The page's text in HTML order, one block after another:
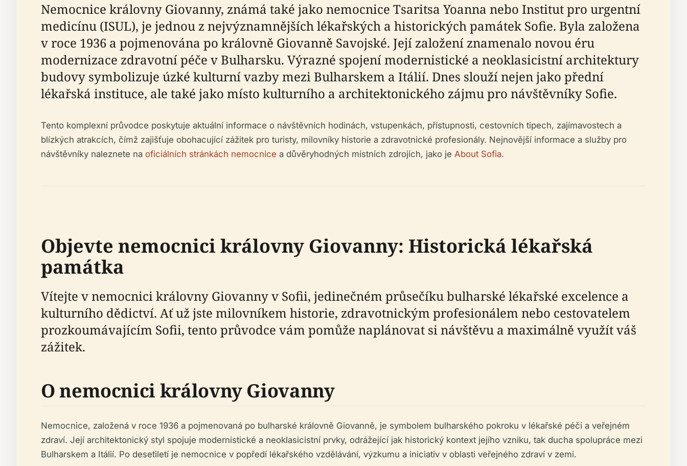
Nemocnice královny Giovanny, známá také jako nemocnice Tsaritsa Yoanna nebo Institut pro urgentní
medicínu (ISUL), je jednou z nejvýznamnějších lékařských a historických památek Sofie. Byla založena
v roce 1936 a pojmenována po královně Giovanně Savojské. Její založení znamenalo novou éru
modernizace zdravotní péče v Bulharsku. Výrazné spojení modernistické a neoklasicistní architektury
budovy symbolizuje úzké kulturní vazby mezi Bulharskem a Itálií. Dnes slouží nejen jako přední
lékařská instituce, ale také jako místo kulturního a architektonického zájmu pro návštěvníky Sofie.
Tento komplexní průvodce poskytuje aktuální informace o návštěvních hodinách, vstupenkách, přístupnosti, cestovních tipech, zajímavostech a
blízkých atrakcích, čímž zajišťuje obohacující zážitek pro turisty, milovníky historie a zdravotnické profesionály. Nejnovější informace a služby pro
návštěvníky naleznete na oficiálních stránkách nemocnice a důvěryhodných místních zdrojích, jako je About Sofia.
Objevte nemocnici královny Giovanny: Historická lékařská
památka
Vítejte v nemocnici královny Giovanny v Sofii, jedinečném průsečíku bulharské lékařské excelence a
kulturního dědictví. Ať už jste milovníkem historie, zdravotnickým profesionálem nebo cestovatelem
prozkoumávajícím Sofii, tento průvodce vám pomůže naplánovat si návštěvu a maximálně využít váš
zážitek.
O nemocnici královny Giovanny
Nemocnice, založená v roce 1936 a pojmenovaná po bulharské královně Giovanně, je symbolem bulharského pokroku v lékařské péči a veřejném
zdraví. Její architektonický styl spojuje modernistické a neoklasicistní prvky, odrážející jak historický kontext jejího vzniku, tak ducha spolupráce mezi
Bulharskem a Itálií. Po desetiletí je nemocnice v popředí lékařského vzdělávání, výzkumu a iniciativ v oblasti veřejného zdraví v zemi.